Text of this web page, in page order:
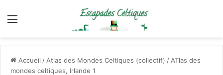
Menu
Accueil / Atlas des Mondes Celtiques (collectif) / ATlas des
mondes celtiques, Irlande 1